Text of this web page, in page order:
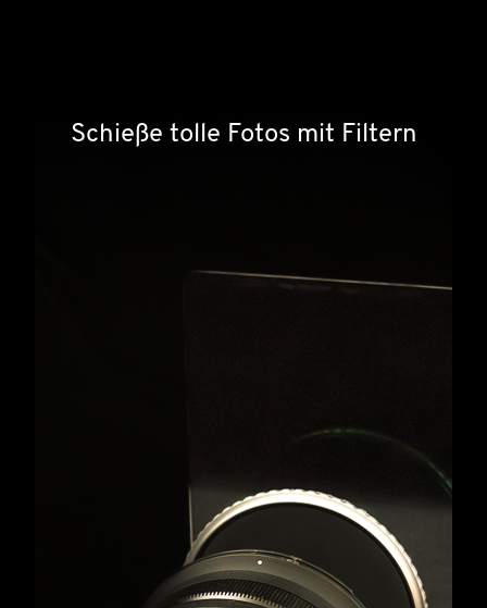
Schieße tolle Fotos mit Filtern